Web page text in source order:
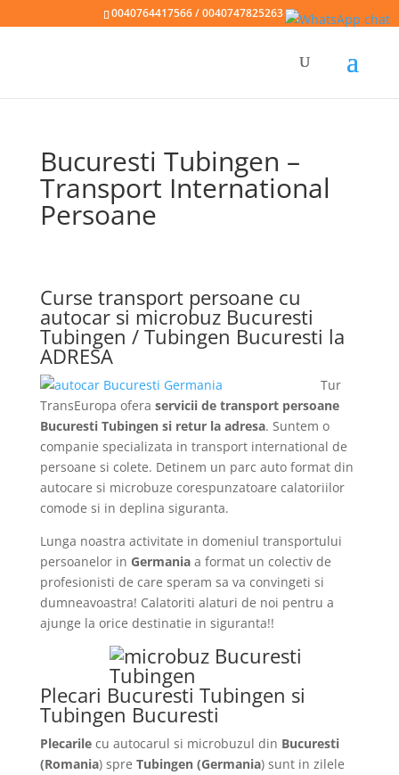
0040764417566 / 0040747825263
Bucuresti Tubingen –
Transport International
Persoane
Curse transport persoane cu
autocar si microbuz Bucuresti
Tubingen / Tubingen Bucuresti la
ADRESA
Tur
TransEuropa ofera servicii de transport persoane
Bucuresti Tubingen si retur la adresa. Suntem o
companie specializata in transport international de
persoane si colete. Detinem un parc auto format din
autocare si microbuze corespunzatoare calatoriilor
comode si in deplina siguranta.
Lunga noastra activitate in domeniul transportului
persoanelor in Germaniaa format un colectiv de
profesionisti de care speram sa va convingeti si
dumneavoastra! Calatoriti alaturi de noi pentru a
ajunge la orice destinatie in siguranta!!
Plecari Bucuresti Tubingen si
Tubingen Bucuresti
Plecarilecu autocarul si microbuzul din Bucuresti
(Romania) spre Tubingen (Germania) sunt in zilele